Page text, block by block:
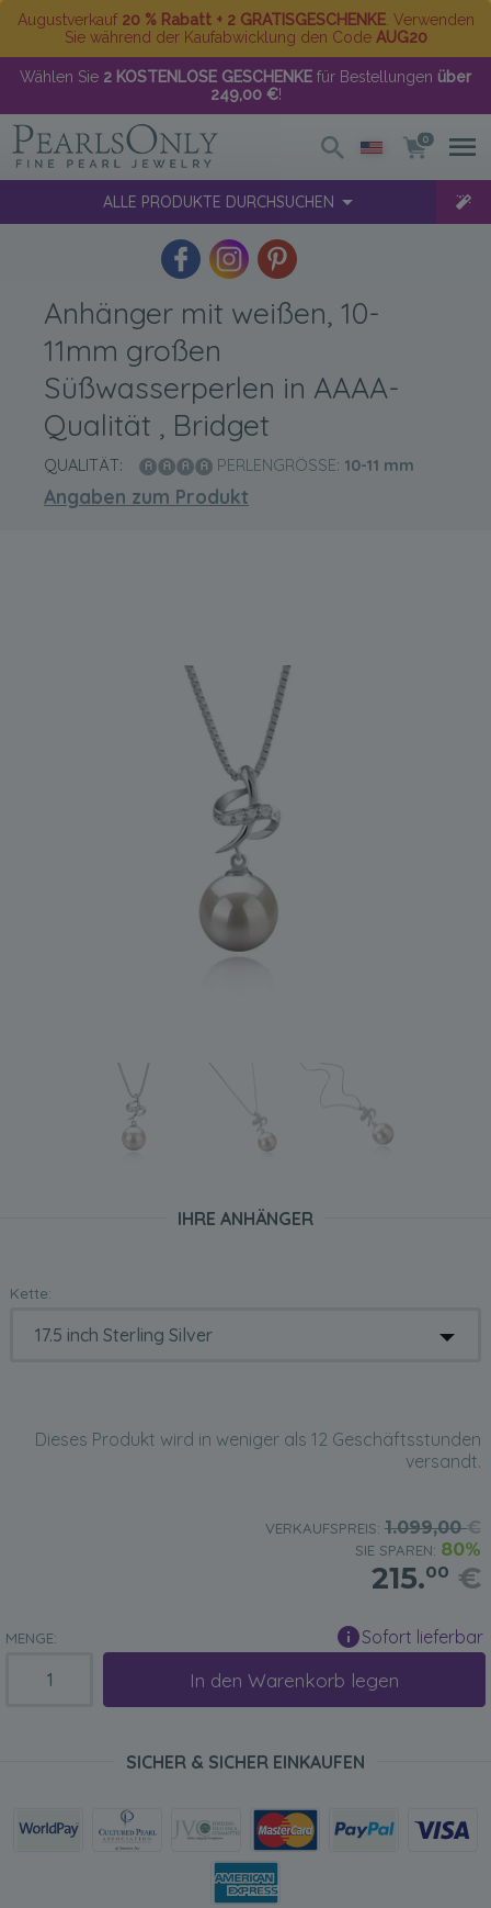
Augustverkauf 20 % Rabatt + 2 GRATISGESCHENKE. Verwenden
Sie während der Kaufabwicklung den Code AUG20
Wählen Sie 2 KOSTENLOSE GESCHENKE für Bestellungen über
249,00 €!
0
ALLE PRODUKTE DURCHSUCHEN
Anhänger mit weißen, 10-
11mm großen
Süßwasserperlen in AAAA-
Qualität , Bridget
QUALITÄT: PERLENGRÖSSE: 10-11 mm
Angaben zum Produkt
IHRE ANHÄNGER
Kette:
Dieses Produkt wird in weniger als 12 Geschäftsstunden
versandt.
VERKAUFSPREIS: 1.099,00€
SIE SPAREN: 80%
215.00 €
MENGE: Sofort lieferbar
In den Warenkorb legen
SICHER & SICHER EINKAUFEN